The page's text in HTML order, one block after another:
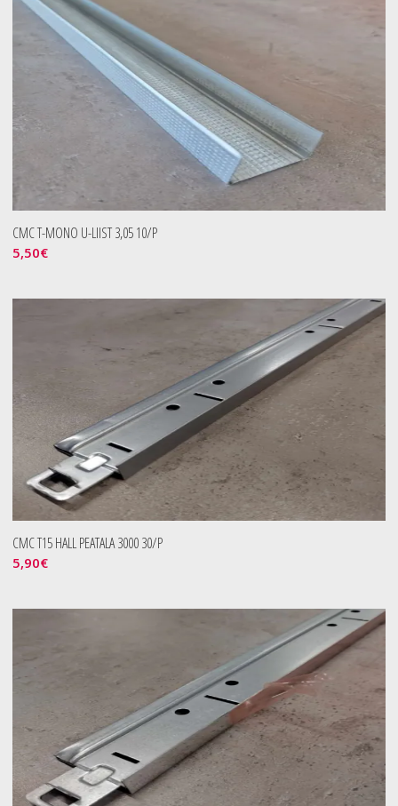
CMC T-MONO U-LIIST 3,05 10/P
5,50€
CMC T15 HALL PEATALA 3000 30/P
5,90€